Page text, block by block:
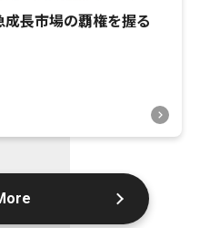
長市場の覇権を握る